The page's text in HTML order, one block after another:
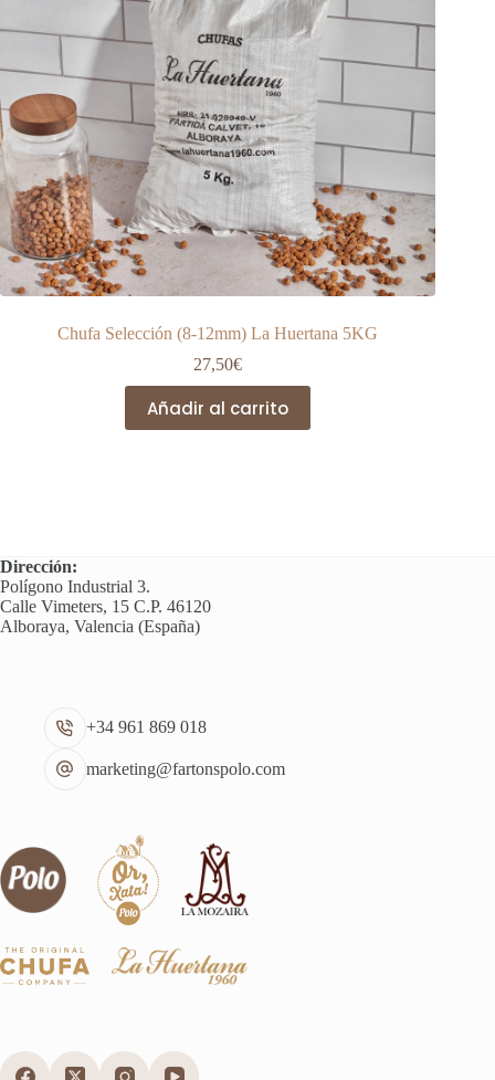
Chufa Selección (8-12mm) La Huertana 5KG
27,50€
Añadir al carrito
Dirección:
Polígono Industrial 3.
Calle Vimeters, 15 C.P. 46120
Alboraya, Valencia (España)
+34 961 869 018
marketing@fartonspolo.com